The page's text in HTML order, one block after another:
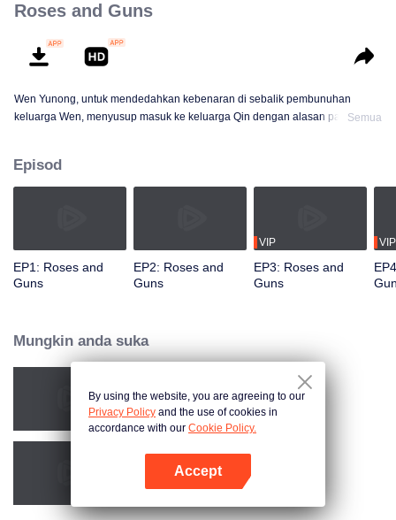
Roses and Guns
Wen Yunong, untuk mendedahkan kebenaran di sebalik pembunuhan
keluarga Wen, menyusup masuk ke keluarga Qin dengan alasan palsu.
menghadapi halangan berulang kali ketika Qin Kewen kembali dengan
sumpah untuk balas dendam, bertekad untuk mendedahkan Wen Yunong
Semua
Episod
EP1: Roses and
Guns
EP2: Roses and
Guns
VIP
EP3: Roses and
Guns
VIP
Mungkin anda suka
Dangerous Love
Jangan Salahkan Aku Selingkuh
By using the website, you are agreeing to our
Privacy Policy and the use of cookies in
accordance with our Cookie Policy.
Accept